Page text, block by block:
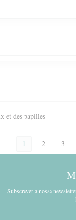
et des papilles
1 2 3
Subscrever a nossa